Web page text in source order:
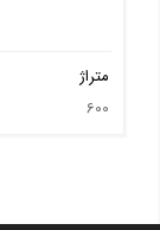
متراژ
600